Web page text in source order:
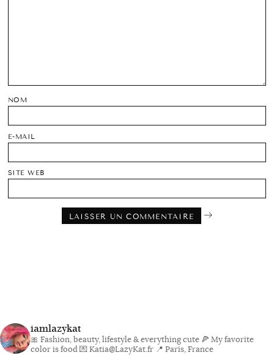
NOM
E-MAIL
SITE WEB
iamlazykat
🎀 Fashion, beauty, lifestyle & everything cute 🍕 My favorite
color is food💌 Katia@LazyKat.fr 📍 Paris, France